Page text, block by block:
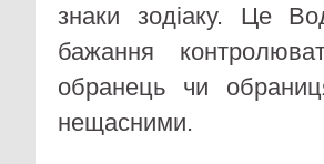
знаки зодіаку. Це
бажання
обранець чи
нещасними.